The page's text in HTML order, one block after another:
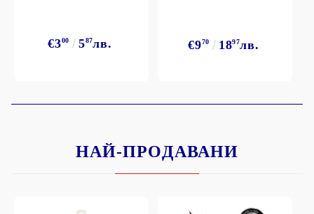
€300 587лв. €970 1897лв.
НАЙ-ПРОДАВАНИ